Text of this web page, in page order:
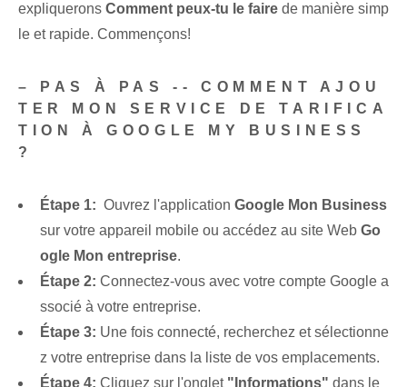
expliquerons Comment peux-tu le faire ⁣de manière simp
le⁢ et rapide. Commençons!
– PAS À PAS -- COMMENT AJOU
TER MON SERVICE DE TARIFICA
TION À GOOGLE MY BUSINESS
?
Étape 1: ‍ Ouvrez l'application Google Mon ⁤Business
sur⁢ votre appareil mobile ou accédez⁣ au site Web Go
ogle⁢ Mon entreprise.
Étape 2: Connectez-vous avec votre compte Google a
ssocié à votre entreprise.
Étape 3: Une fois connecté, recherchez et sélectionne
z votre entreprise dans la liste de vos emplacements.
Étape 4: Cliquez sur l'onglet "Informations" dans le